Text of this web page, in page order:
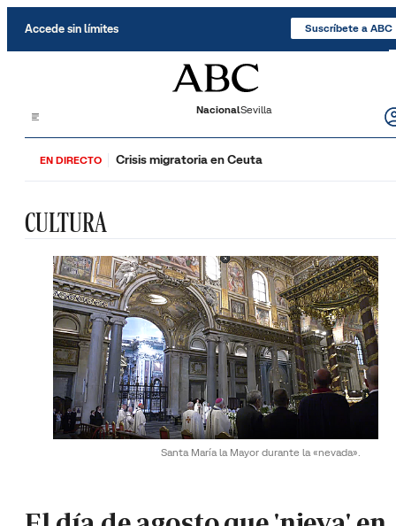
Accede sin límites Suscríbete a ABC
NacionalSevilla
EN DIRECTO Crisis migratoria en Ceuta
CULTURA
Santa María la Mayor durante la «nevada».